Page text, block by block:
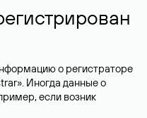
о регистраторе
Иногда данные о
если возник